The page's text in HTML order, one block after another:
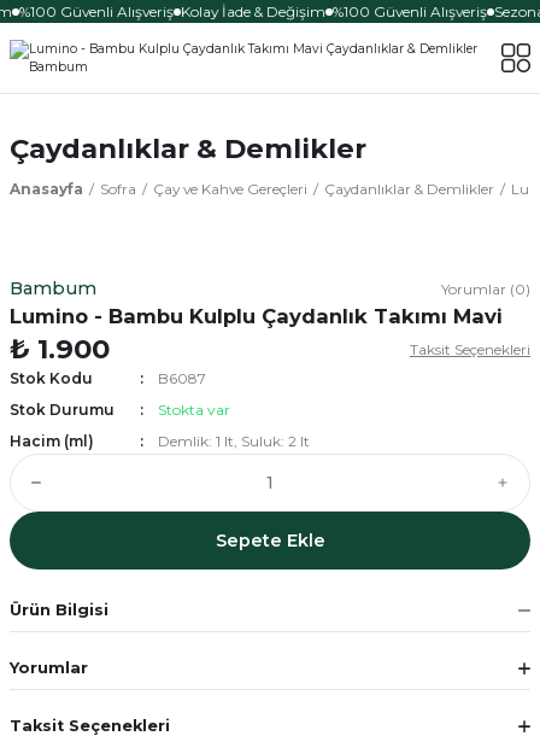
%100 Güvenli Alışveriş Kolay İade & Değişim %100 Güvenli Alışveriş
Çaydanlıklar & Demlikler
Anasayfa Sofra Çay ve Kahve Gereçleri Çaydanlıklar & Demlikler
Bambum Yorumlar (0)
Lumino - Bambu Kulplu Çaydanlık Takımı Mavi
₺ 1.900
Taksit Seçenekleri
Stok Kodu
B6087
Stok Durumu
Stokta var
Hacim (ml)
Demlik: 1 lt, Suluk: 2 lt
Sepete Ekle
Ürün Bilgisi
Yorumlar
Taksit Seçenekleri